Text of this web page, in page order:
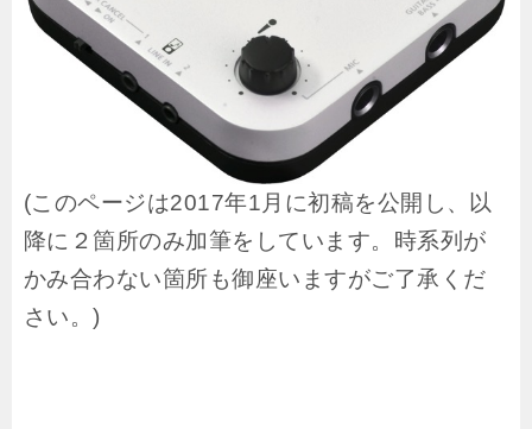
(このページは2017年1月に初稿を公開し、以
降に２箇所のみ加筆をしています。時系列が
かみ合わない箇所も御座いますがご了承くだ
さい。)